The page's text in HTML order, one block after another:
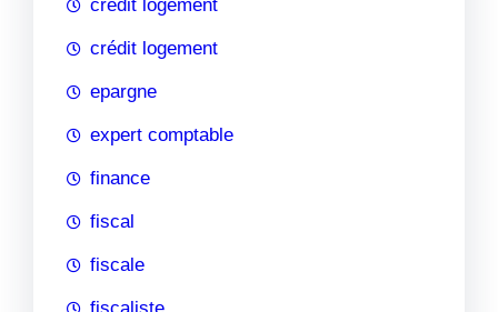
credit logement
crédit logement
epargne
expert comptable
finance
fiscal
fiscale
fiscaliste